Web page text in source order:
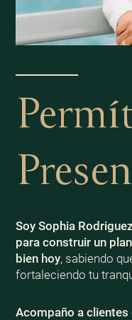
Soy Sophia
para construir un
bien hoy, sabiendo
fortaleciendo tu
Acompaño a